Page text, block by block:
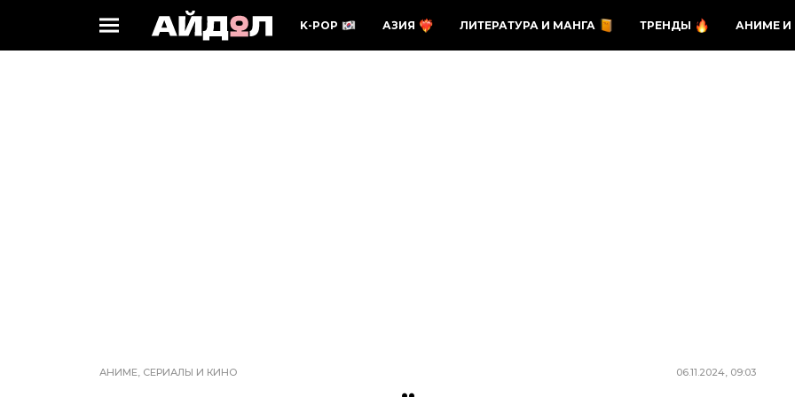
K-POP АЗИЯ ЛИТЕРАТУРА И МАНГА ТРЕНДЫ АНИМЕ И
АНИМЕ, СЕРИАЛЫ И КИНО 06.11.2024, 09:03